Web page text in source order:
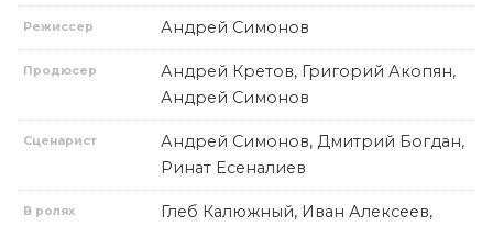
Режиссер Андрей Симонов
Продюсер
Андрей Кретов, Григорий Акопян,
Андрей Симонов
Сценарист
Андрей Симонов, Дмитрий Богдан,
Ринат Есеналиев
В ролях
Глеб Калюжный, Иван Алексеев,